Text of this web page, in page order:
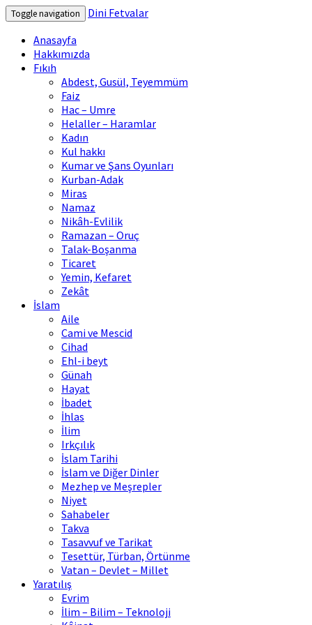
Toggle navigation
Dini Fetvalar
Anasayfa
Hakkımızda
Fıkıh
Abdest, Gusül, Teyemmüm
Faiz
Hac – Umre
Helaller – Haramlar
Kadın
Kul hakkı
Kumar ve Şans Oyunları
Kurban-Adak
Miras
Namaz
Nikâh-Evlilik
Ramazan – Oruç
Talak-Boşanma
Ticaret
Yemin, Kefaret
Zekât
İslam
Aile
Cami ve Mescid
Cihad
Ehl-i beyt
Günah
Hayat
İbadet
İhlas
İlim
Irkçılık
İslam Tarihi
İslam ve Diğer Dinler
Mezhep ve Meşrepler
Niyet
Sahabeler
Takva
Tasavvuf ve Tarikat
Tesettür, Türban, Örtünme
Vatan – Devlet – Millet
Yaratılış
Evrim
İlim – Bilim – Teknoloji